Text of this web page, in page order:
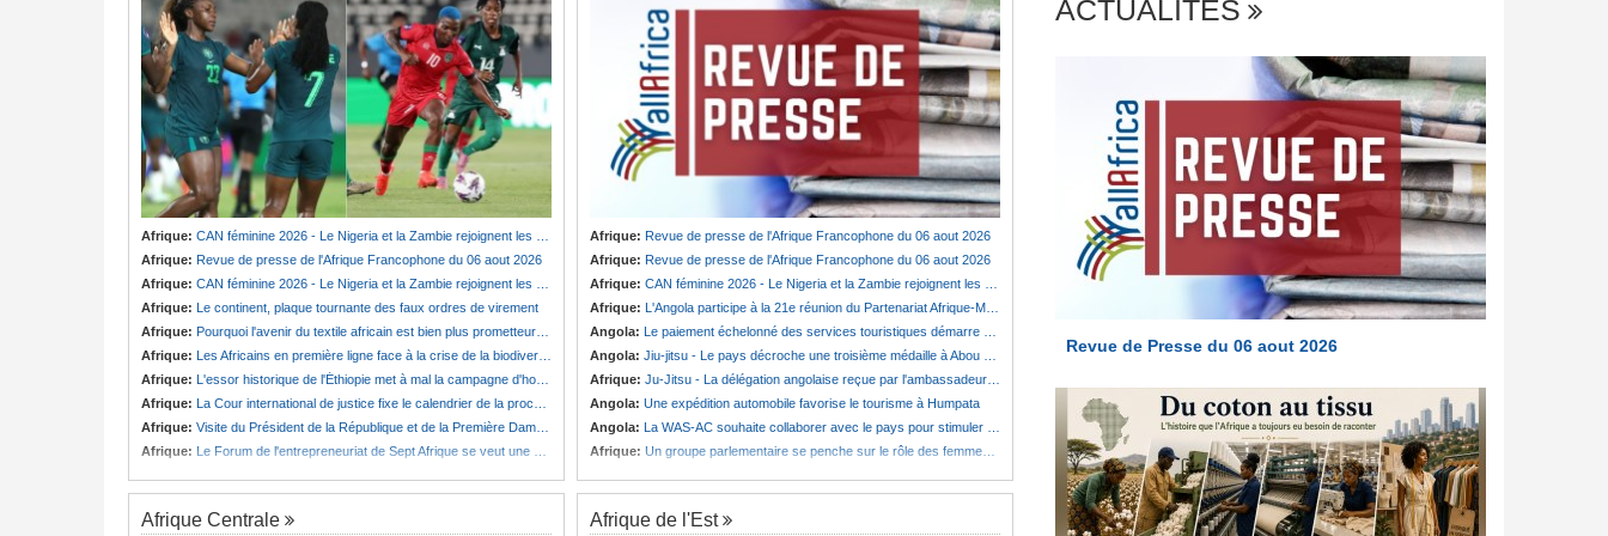
Afrique: CAN féminine 2026 - Le Nigeria et la Zambie rejoignent les quarts de finale
Afrique: Revue de presse de l'Afrique Francophone du 06 aout 2026
Afrique: CAN féminine 2026 - Le Nigeria et la Zambie rejoignent les quarts de finale
Afrique: Le continent, plaque tournante des faux ordres de virement
Afrique: Pourquoi l'avenir du textile africain est bien plus prometteur que ne le laissent penser les chiffres
Afrique: Les Africains en première ligne face à la crise de la biodiversité
Afrique: L'essor historique de l'Éthiopie met à mal la campagne d'hostilité menée par Le Caire
Afrique: La Cour international de justice fixe le calendrier de la procédure engagée par la RDC contre le Rwanda
Afrique: Visite du Président de la République et de la Première Dame à Yamoussoukro
Afrique: Le Forum de l'entrepreneuriat de Sept Afrique se veut une plateforme de mobilisation des investissements
Afrique: Revue de presse de l'Afrique Francophone du 06 aout 2026
Afrique: Revue de presse de l'Afrique Francophone du 06 aout 2026
Afrique: CAN féminine 2026 - Le Nigeria et la Zambie rejoignent les quarts de finale
Afrique: L'Angola participe à la 21e réunion du Partenariat Afrique-Monde arabe au Caire
Angola: Le paiement échelonné des services touristiques démarre ce jeudi
Angola: Jiu-jitsu - Le pays décroche une troisième médaille à Abou Dabi
Afrique: Ju-Jitsu - La délégation angolaise reçue par l'ambassadeur d'Angola aux Émirats arabes unis
Angola: Une expédition automobile favorise le tourisme à Humpata
Angola: La WAS-AC souhaite collaborer avec le pays pour stimuler l'aquaculture
Afrique: Un groupe parlementaire se penche sur le rôle des femmes dans l'interaction avec les communautés
Afrique Centrale Afrique de l'Est
ACTUALITÉS
Revue de Presse du 06 aout 2026